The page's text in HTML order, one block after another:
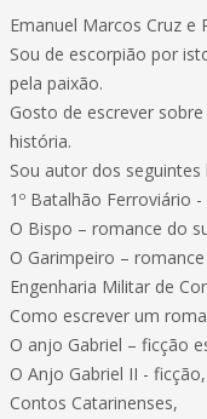
Emanuel Marcos Cruz e
Sou de escorpião por
pela paixão.
Gosto de escrever
história.
Sou autor dos seguintes
1º Batalhão Ferroviário
O Bispo – romance do
O Garimpeiro –
Engenharia Militar de
Como escrever um
O anjo Gabriel – ficção
O Anjo Gabriel II - ficção,
Contos Catarinenses,